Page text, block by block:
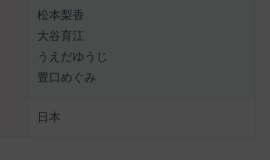
松本梨香
大谷育江
うえだゆうじ
豊口めぐみ
日本